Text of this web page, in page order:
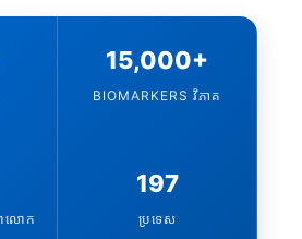
15,000+
BIOMARKERS វិភាគ
លោក
197
ប្រទេស